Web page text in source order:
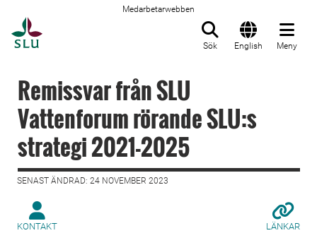
Medarbetarwebben
Sök English Meny
Remissvar från SLU
Vattenforum rörande SLU:s
strategi 2021-2025
SENAST ÄNDRAD: 24 NOVEMBER 2023
KONTAKT LÄNKAR